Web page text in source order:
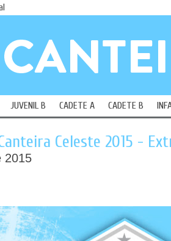
JUVENIL B CADETE A CADETE B
Celeste 2015 -
2015